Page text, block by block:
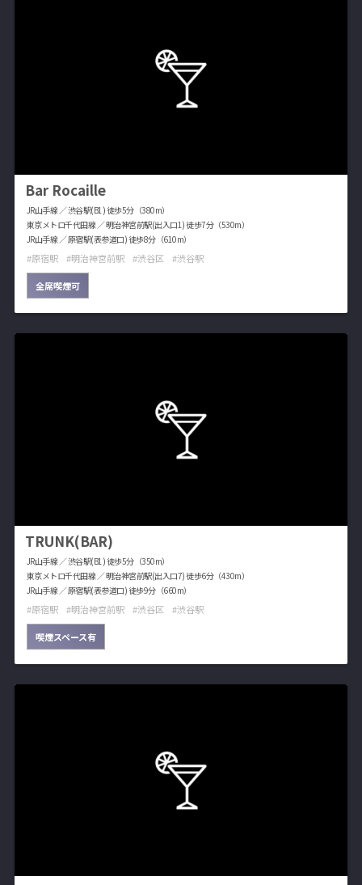
Bar Rocaille
JR山手線 ／ 渋谷駅(B1) 徒歩5分（380m）
東京メトロ千代田線 ／ 明治神宮前駅(出入口1) 徒歩7分（530m）
JR山手線 ／ 原宿駅(表参道口) 徒歩8分（610m）
原宿駅 明治神宮前駅 渋谷区 渋谷駅
全席喫煙可
TRUNK(BAR)
JR山手線 ／ 渋谷駅(B1) 徒歩5分（350m）
東京メトロ千代田線 ／ 明治神宮前駅(出入口7) 徒歩6分（430m）
JR山手線 ／ 原宿駅(表参道口) 徒歩9分（660m）
原宿駅 明治神宮前駅 渋谷区 渋谷駅
喫煙スペース有